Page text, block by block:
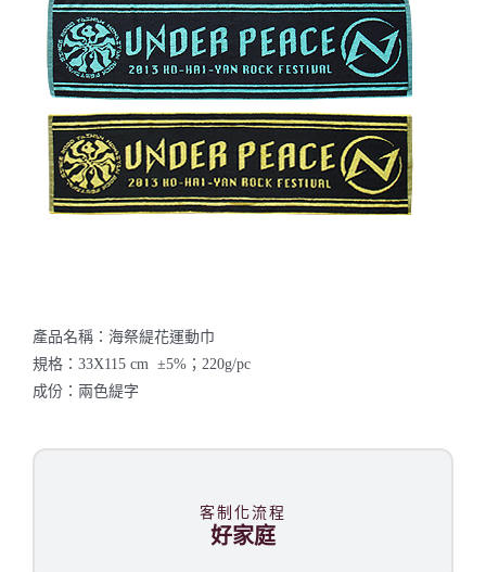
最新消息
聯絡我們
產品名稱：海祭緹花運動巾
規格：33X115 cm ±5%；220g/pc
成份：兩色緹字
客制化流程
好家庭